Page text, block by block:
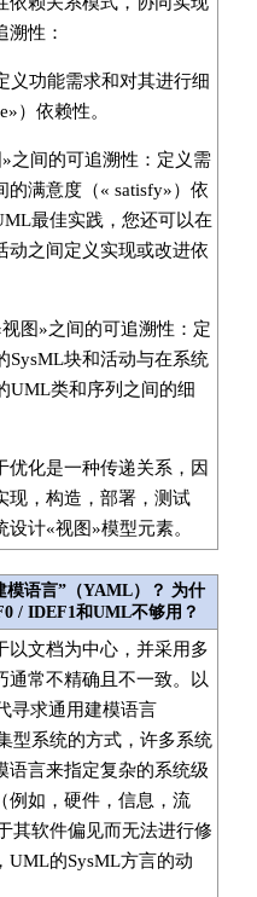
溯性：
义功能需求和对其进行细
）依赖性。
之间的可追溯性：定义需
满意度（« satisfy»）依
最佳实践，您还可以在
动之间定义实现或改进依
图»之间的可追溯性：定
SysML块和活动与在系统
UML类和序列之间的细
优化是一种传递关系，因
现，构造，部署，测试
计«视图»模型元素。
模语言”（YAML）？ 为什
/ IDEF1和UML不够用？
以文档为中心，并采用多
通常不精确且不一致。以
寻求通用建模语言
型系统的方式，许多系统
语言来指定复杂的系统级
例如，硬件，信息，流
其软件偏见而无法进行修
UML的SysML方言的动